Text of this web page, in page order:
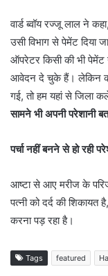
वार्ड ब्वॉय रज्जू लाल ने
उसी विभाग से पेमेंट दिया
ऑपरेटर किसी की भी
आवेदन दे चुके हैं। लेकिन
गई, तो हम यहां से जिला
सामने भी अपनी परेशानी
पर्चा नहीं बनने से हो रही
आष्टा से आए मरीज के
पत्नी को दर्द की शिकायत
करना पड़ रहा है।
Tags featured